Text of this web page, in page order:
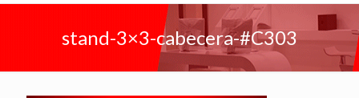
stand-3×3-cabecera-#C303